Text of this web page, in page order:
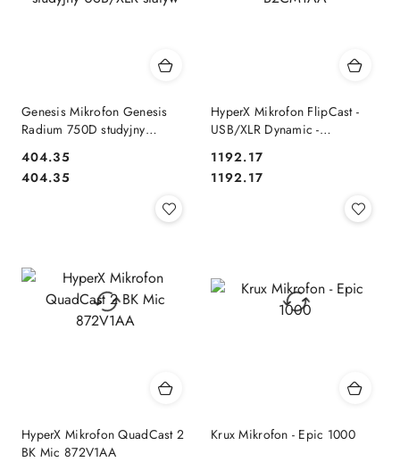
Genesis Mikrofon Genesis
Radium 750D studyjny
Cena:
404.35
Cena:
404.35
HyperX Mikrofon FlipCast -
USB/XLR Dynamic -
Cena:
1192.17
Cena:
1192.17
HyperX Mikrofon QuadCast 2
BK Mic 872V1AA
Krux Mikrofon - Epic 1000